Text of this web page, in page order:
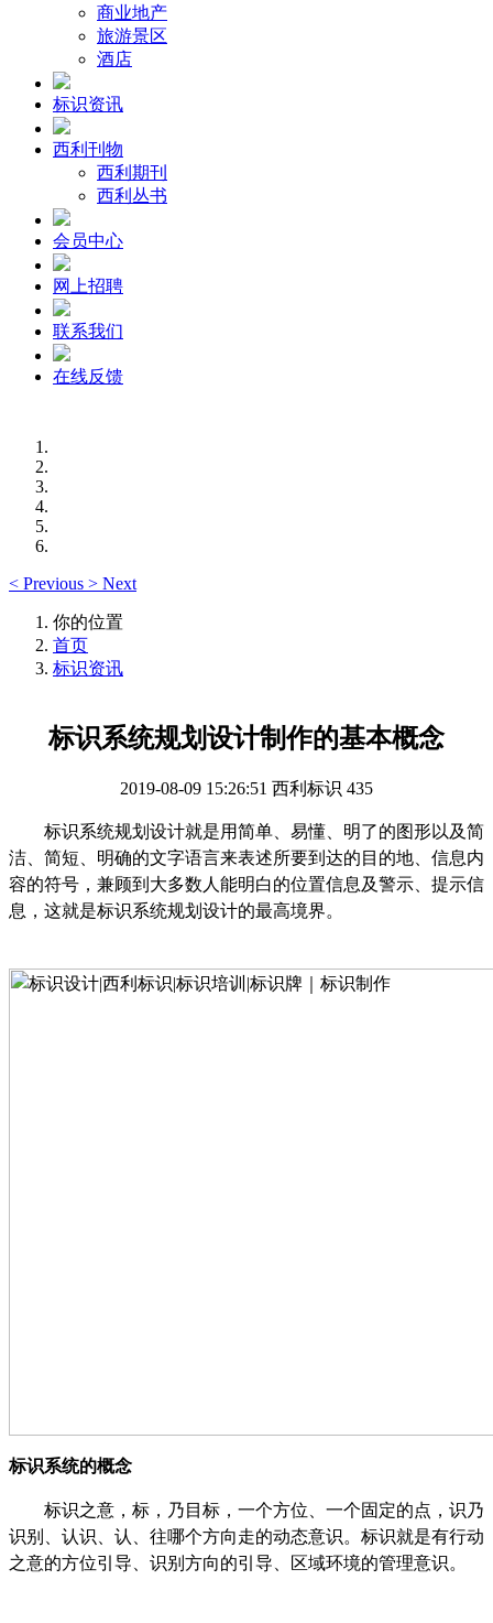
商业地产
旅游景区
酒店
标识资讯
西利刊物
西利期刊
西利丛书
会员中心
网上招聘
联系我们
在线反馈
< Previous > Next
你的位置
首页
标识资讯
标识系统规划设计制作的基本概念
2019-08-09 15:26:51 西利标识 435
标识系统规划设计就是用简单、易懂、明了的图形以及简
洁、简短、明确的文字语言来表述所要到达的目的地、信息内
容的符号，兼顾到大多数人能明白的位置信息及警示、提示信
息，这就是标识系统规划设计的最高境界。
标识系统的概念
标识之意，标，乃目标，一个方位、一个固定的点，识乃
识别、认识、认、往哪个方向走的动态意识。标识就是有行动
之意的方位引导、识别方向的引导、区域环境的管理意识。